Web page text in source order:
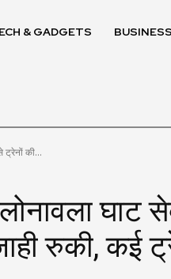
& GADGETS BUSINESS
की...
घाट
रुकी, कई